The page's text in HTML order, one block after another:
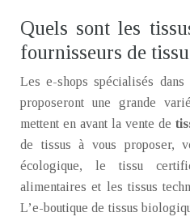
Quels sont les
fournisseurs de
Les e-shops spécialisés
proposeront une grande
mettent en avant la vente de
de tissus à vous proposer,
écologique, le tissu
alimentaires et les tissus
L’e-boutique de tissus